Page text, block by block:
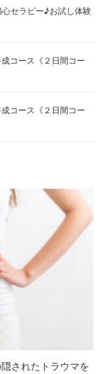
セラピー♪お試し体験
コース《２日間コー
コース《２日間コー
されたトラウマを